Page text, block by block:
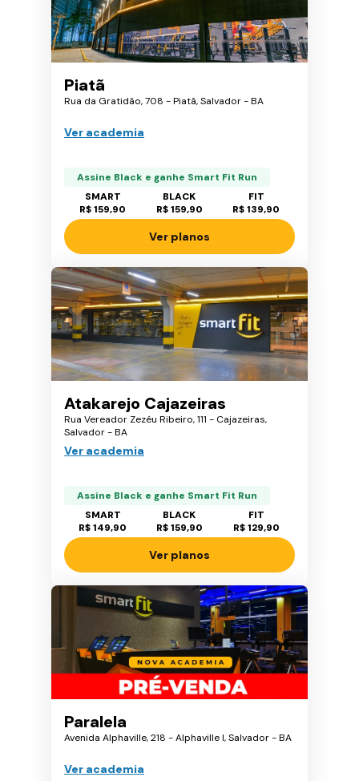
Piatã
Rua da Gratidão, 708 - Piatã, Salvador - BA
Ver academia
Assine Black e ganhe Smart Fit Run
SMART
R$ 159,90
BLACK
R$ 159,90
FIT
R$ 139,90
Ver planos
Atakarejo Cajazeiras
Rua Vereador Zezéu Ribeiro, 111 - Cajazeiras,
Salvador - BA
Ver academia
Assine Black e ganhe Smart Fit Run
SMART
R$ 149,90
BLACK
R$ 159,90
FIT
R$ 129,90
Ver planos
Paralela
Avenida Alphaville, 218 - Alphaville I, Salvador - BA
Ver academia